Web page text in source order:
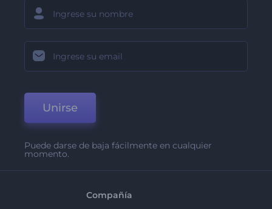
Unirse
Puede darse de baja fácilmente en cualquier
momento.
Compañía